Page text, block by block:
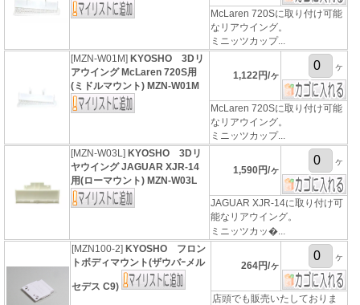
McLaren 720Sに取り付け可能
なリアウイング。
ミニッツカップ...
[MZN-W01M] KYOSHO 3Dリ
アウイング McLaren 720S用
(ミドルマウント) MZN-W01M
1,122円/ヶ
ヶ
McLaren 720Sに取り付け可能
なリアウイング。
ミニッツカップ...
[MZN-W03L] KYOSHO 3Dリ
ヤウイング JAGUAR XJR-14
用(ローマウント) MZN-W03L
1,590円/ヶ
ヶ
JAGUAR XJR-14に取り付け可
能なリアウイング。
ミニッツカッ�...
[MZN100-2] KYOSHO フロン
トボディマウント(ザウバｰメル
セデス C9)
264円/ヶ
ヶ
店頭でも販売いたしておりま